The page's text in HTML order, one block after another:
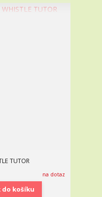
TUTOR
na dotaz
do košíku